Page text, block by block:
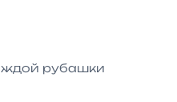
рубашки